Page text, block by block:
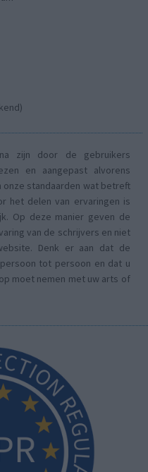
zijn door de gebruikers
en aangepast alvorens
standaarden wat betreft
het delen van ervaringen is
Op deze manier geven de
van de schrijvers en niet
Denk er aan dat de
tot persoon en dat u
moet nemen met uw arts of